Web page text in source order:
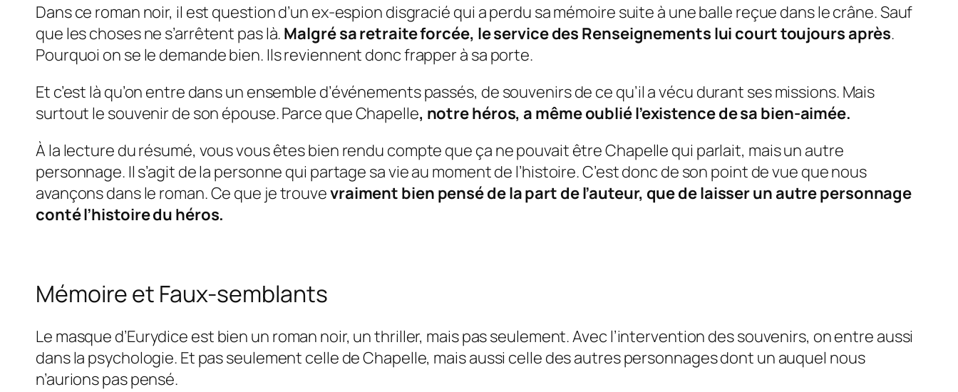
Dans ce roman noir, il est question d’un ex-espion disgracié qui a perdu sa mémoire suite à une balle reçue dans le crâne. Sauf
que les choses ne s’arrêtent pas là. Malgré sa retraite forcée, le service des Renseignements lui court toujours après.
Pourquoi on se le demande bien. Ils reviennent donc frapper à sa porte.
Et c’est là qu’on entre dans un ensemble d’événements passés, de souvenirs de ce qu’il a vécu durant ses missions. Mais
surtout le souvenir de son épouse. Parce queChapelle, notre héros, a même oublié l’existence de sa bien-aimée.
À la lecture du résumé, vous vous êtes bien rendu compte que ça ne pouvait êtreChapelle qui parlait, mais un autre
personnage. Il s’agit de la personne qui partage sa vie au moment de l’histoire. C’est donc de son point de vue que nous
avançons dans le roman. Ce que je trouvevraiment bien pensé de la part de l’auteur, que de laisser un autre personnage
conté l’histoire du héros.
Mémoire et Faux-semblants
Le masque d’Eurydice est bien un roman noir, un thriller, mais pas seulement. Avec l’intervention des souvenirs, on entre aussi
dans la psychologie. Et pas seulement celle de Chapelle, mais aussi celle des autres personnages dont un auquel nous
n’aurions pas pensé.